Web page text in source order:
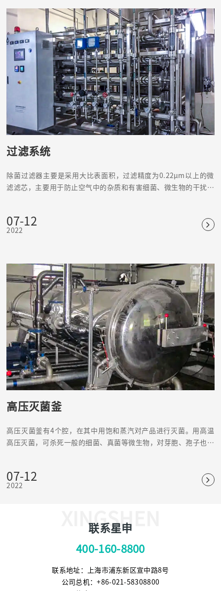
过滤系统
除菌过滤器主要是采用大比表面积，过滤精度为0.22μm以上的微
滤滤芯，主要用于防止空气中的杂质和有害细菌、微生物的干扰，
07-12
2022
高压灭菌釜
高压灭菌釜有4个腔，在其中用饱和蒸汽对产品进行灭菌。用高温
高压灭菌，可杀死一般的细菌、真菌等微生物，对芽胞、孢子也有
07-12
2022
XINGSHEN
联系星申
400-160-8800
联系地址：上海市浦东新区宣中路8号
公司总机：+86-021-58308800